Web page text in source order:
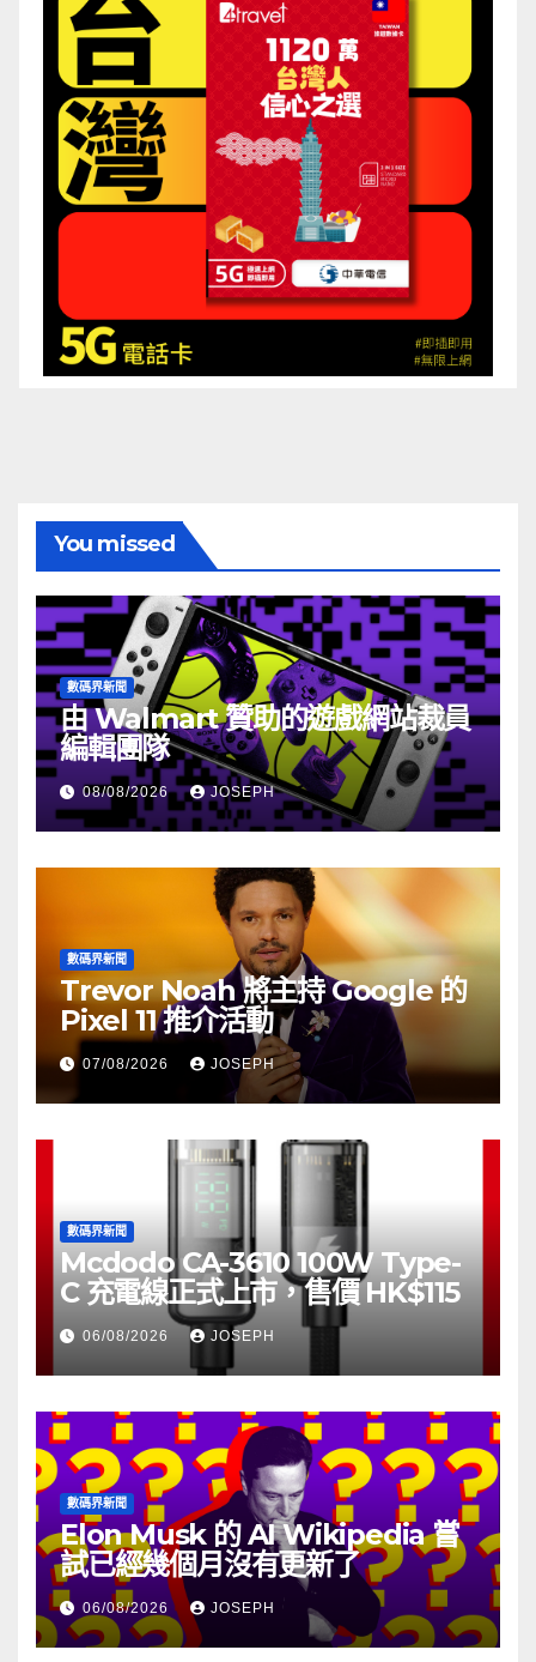
You missed
數碼界新聞
由 Walmart 贊助的遊戲網站裁員
編輯團隊
08/08/2026 JOSEPH
數碼界新聞
Trevor Noah 將主持 Google 的
Pixel 11 推介活動
07/08/2026 JOSEPH
數碼界新聞
Mcdodo CA-3610 100W Type-
C 充電線正式上市，售價 HK$115
06/08/2026 JOSEPH
數碼界新聞
Elon Musk 的 AI Wikipedia 嘗
試已經幾個月沒有更新了
06/08/2026 JOSEPH